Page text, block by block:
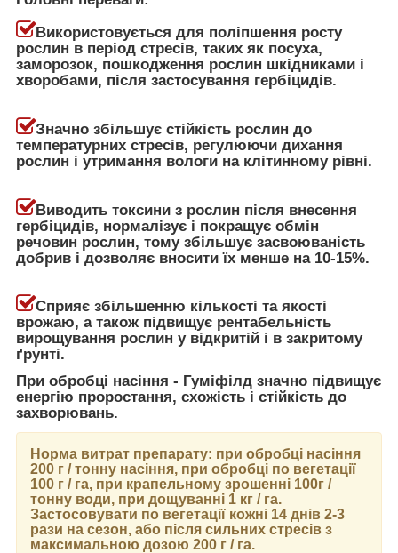
Використовується для поліпшення росту
рослин в період стресів, таких як посуха,
заморозок, пошкодження рослин шкідниками і
хворобами, після застосування гербіцидів.
Значно збільшує стійкість рослин до
температурних стресів, регулюючи дихання
рослин і утримання вологи на клітинному рівні.
Виводить токсини з рослин після внесення
гербіцидів, нормалізує і покращує обмін
речовин рослин, тому збільшує засвоюваність
добрив і дозволяє вносити їх менше на 10-15%.
Сприяє збільшенню кількості та якості
врожаю, а також підвищує рентабельність
вирощування рослин у відкритій і в закритому
ґрунті.
При обробці насіння - Гуміфілд значно підвищує
енергію проростання, схожість і стійкість до
захворювань.
Норма витрат препарату: при обробці насіння
200 г / тонну насіння, при обробці по вегетації
100 г / га, при крапельному зрошенні 100г /
тонну води, при дощуванні 1 кг / га.
Застосовувати по вегетації кожні 14 днів 2-3
рази на сезон, або після сильних стресів з
максимальною дозою 200 г / га.